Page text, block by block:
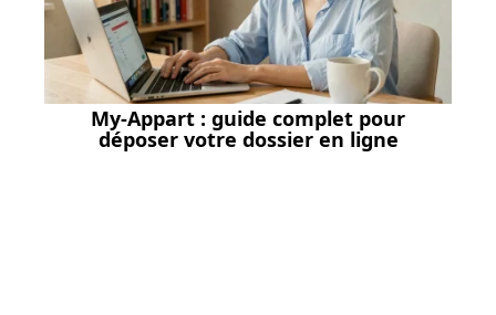
My-Appart : guide complet pour
déposer votre dossier en ligne